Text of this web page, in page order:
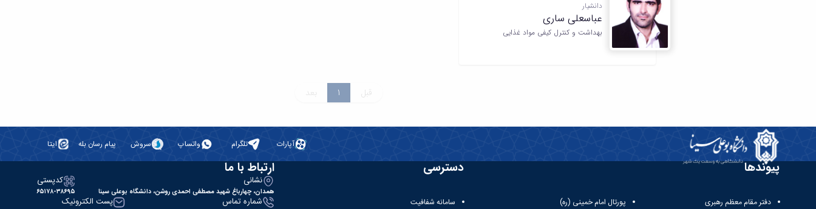
دانشیار
عباسعلی ساری
بهداشت و کنترل کیفی مواد غذایی
قبل 1 بعد
آپارات تلگرام واتساپ سروش پیام رسان بله ایتا
پیوندها
دفتر مقام معظم رهبری پورتال امام خمینی (ره)
دسترسی
سامانه شفافیت
ارتباط با ما
نشانی
همدان، چهارباغ شهید مصطفی احمدی روشن، دانشگاه بوعلی سینا
کدپستی
۶۵۱۷۸-۳۸۶۹۵
شماره تماس پست الکترونیک